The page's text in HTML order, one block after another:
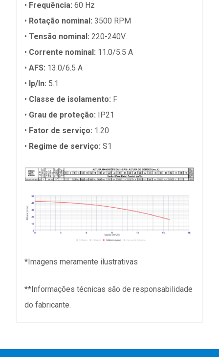
• Frequência: 60 Hz
• Rotação nominal: 3500 RPM
• Tensão nominal: 220-240V
• Corrente nominal: 11.0/5.5 A
• AFS: 13.0/6.5 A
• Ip/In: 5.1
• Classe de isolamento: F
• Grau de proteção: IP21
• Fator de serviço: 1.20
• Regime de serviço: S1
*Imagens meramente ilustrativas
**Informações técnicas são de responsabilidade
do fabricante.